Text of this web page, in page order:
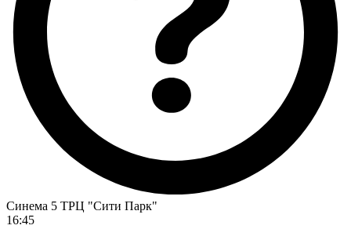
Синема 5 ТРЦ "Сити Парк"
16:45